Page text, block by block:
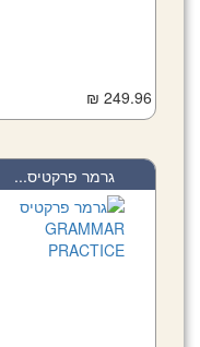
249.96 ₪
גרמר פרקטיס...